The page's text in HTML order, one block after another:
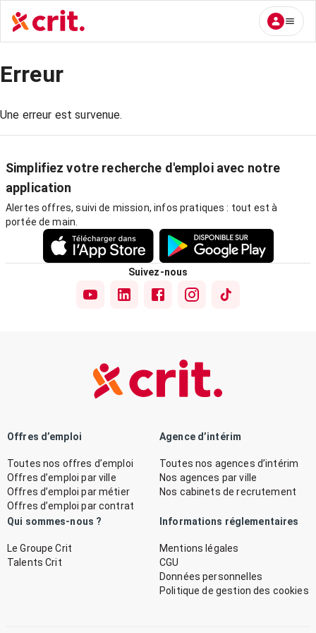
Erreur
Une erreur est survenue.
Simplifiez votre recherche d'emploi avec notre
application
Alertes offres, suivi de mission, infos pratiques : tout est à
portée de main.
Suivez-nous
Offres d’emploi
Toutes nos offres d’emploi
Offres d’emploi par ville
Offres d’emploi par métier
Offres d’emploi par contrat
Agence d’intérim
Toutes nos agences d’intérim
Nos agences par ville
Nos cabinets de recrutement
Qui sommes-nous ?
Le Groupe Crit
Talents Crit
Informations réglementaires
Mentions légales
CGU
Données personnelles
Politique de gestion des cookies